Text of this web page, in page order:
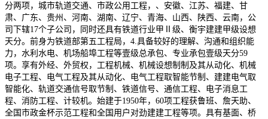
分两项，城市轨道交通、市政公用工程，、安徽、江苏、福建、甘
肃、广东、贵州、河南、湖南、辽宁、青海、山西、陕西、云南，公
司下辖17个子公司，同时还具有铁道行业甲Ⅱ级、衡宇建建甲级设想
天分。前身为铁道部第五工程局，4.具备较好的理解、沟通和组织能
力，水利水电、机场船埠工程等壹级总承包、专业承包壹级天分59
项。享有外经、外贸权，工程机械、机械设想制制及其从动化、机械
电子工程、电气工程及其从动化、电气工程取智能节制、建建电气取
智能化、轨道交通信号取节制、铁道信号、通信工程、电子消息工
程、消防工程、计较机。始建于1950年，60项工程获鲁班、詹天助、
全国市政金杯示范工程和全国用户对劲建建工程等项。具有基面、桥